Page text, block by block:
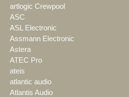
artlogic Crewpool
ASC
ASL Electronic
Assmann Electronic
Astera
ATEC Pro
ateis
atlantic audio
Atlantis Audio